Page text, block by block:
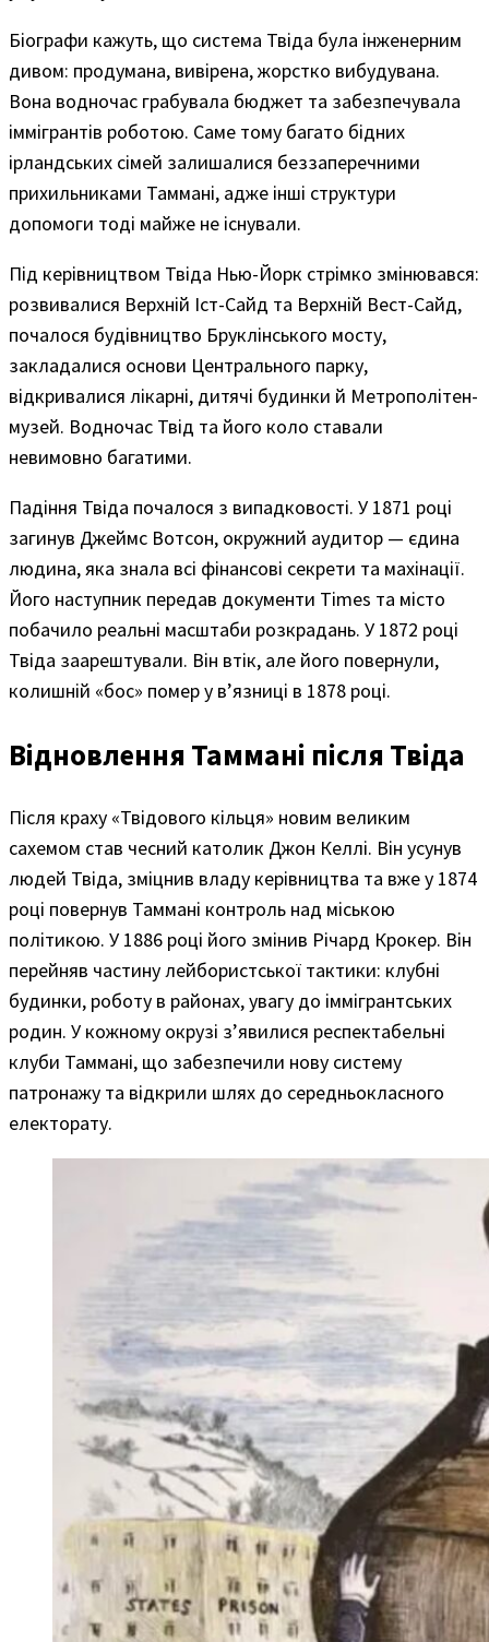
Біографи кажуть, що система Твіда була інженерним
дивом: продумана, вивірена, жорстко вибудувана.
Вона водночас грабувала бюджет та забезпечувала
іммігрантів роботою. Саме тому багато бідних
ірландських сімей залишалися беззаперечними
прихильниками Таммані, адже інші структури
допомоги тоді майже не існували.
Під керівництвом Твіда Нью-Йорк стрімко змінювався:
розвивалися Верхній Іст-Сайд та Верхній Вест-Сайд,
почалося будівництво Бруклінського мосту,
закладалися основи Центрального парку,
відкривалися лікарні, дитячі будинки й Метрополітен-
музей. Водночас Твід та його коло ставали
невимовно багатими.
Падіння Твіда почалося з випадковості. У 1871 році
загинув Джеймс Вотсон, окружний аудитор — єдина
людина, яка знала всі фінансові секрети та махінації.
Його наступник передав документи Times та місто
побачило реальні масштаби розкрадань. У 1872 році
Твіда заарештували. Він втік, але його повернули,
колишній «бос» помер у в’язниці в 1878 році.
Відновлення Таммані після Твіда
Після краху «Твідового кільця» новим великим
сахемом став чесний католик Джон Келлі. Він усунув
людей Твіда, зміцнив владу керівництва та вже у 1874
році повернув Таммані контроль над міською
політикою. У 1886 році його змінив Річард Крокер. Він
перейняв частину лейбористської тактики: клубні
будинки, роботу в районах, увагу до іммігрантських
родин. У кожному окрузі з’явилися респектабельні
клуби Таммані, що забезпечили нову систему
патронажу та відкрили шлях до середньокласного
електорату.